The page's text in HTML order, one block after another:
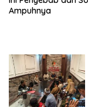
Ampuhnya